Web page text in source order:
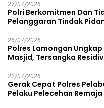
27/07/2026
Polri Berkomitmen Dan
Pelanggaran Tindak
26/07/2026
Polres Lamongan
Masjid, Tersangka
22/07/2026
Gerak Cepat Polres
Pelaku Pelecehan